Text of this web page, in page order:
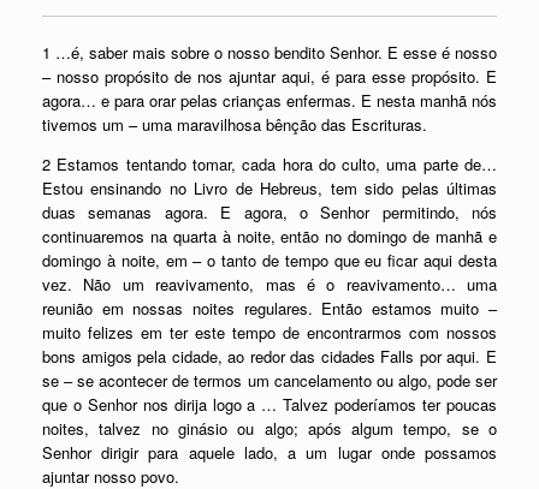
1 …é, saber mais sobre o nosso bendito Senhor. E esse é nosso
– nosso propósito de nos ajuntar aqui, é para esse propósito. E
agora… e para orar pelas crianças enfermas. E nesta manhã nós
tivemos um – uma maravilhosa bênção das Escrituras.
2 Estamos tentando tomar, cada hora do culto, uma parte de…
Estou ensinando no Livro de Hebreus, tem sido pelas últimas
duas semanas agora. E agora, o Senhor permitindo, nós
continuaremos na quarta à noite, então no domingo de manhã e
domingo à noite, em – o tanto de tempo que eu ficar aqui desta
vez. Não um reavivamento, mas é o reavivamento… uma
reunião em nossas noites regulares. Então estamos muito –
muito felizes em ter este tempo de encontrarmos com nossos
bons amigos pela cidade, ao redor das cidades Falls por aqui. E
se – se acontecer de termos um cancelamento ou algo, pode ser
que o Senhor nos dirija logo a … Talvez poderíamos ter poucas
noites, talvez no ginásio ou algo; após algum tempo, se o
Senhor dirigir para aquele lado, a um lugar onde possamos
ajuntar nosso povo.